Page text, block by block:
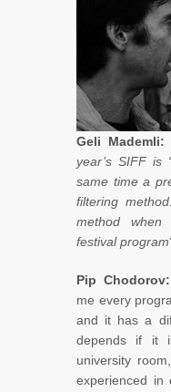
Geli Mademli:
year’s SIFF is
same time a
filtering
method when
festival program
Pip Chodorov:
me every
and it has a
depends if it
university
experienced in